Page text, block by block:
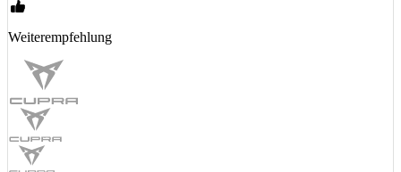
Weiterempfehlung